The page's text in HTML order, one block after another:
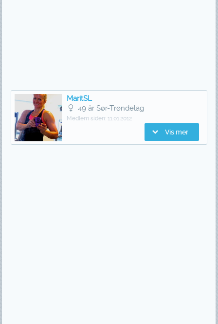
MaritSL
49 år Sør-Trøndelag
Medlem siden: 11.01.2012
Vis mer